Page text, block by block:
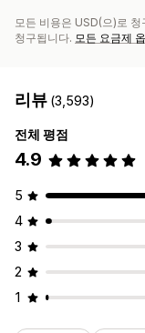
모든 비용은 USD(으)로
청구됩니다. 모든 요금제
리뷰 (3,593)
전체 평점
4.9
5
4
3
2
1